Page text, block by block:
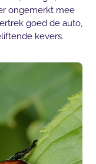
ongemerkt mee
goed de auto,
kevers.